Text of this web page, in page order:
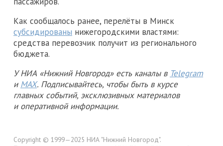
Как сообщалось ранее, перелёты в Минск
субсидированы нижегородскими властями:
средства перевозчик получит из регионального
бюджета.
У НИА «Нижний Новгород» есть каналы в Telegram
и MAX. Подписывайтесь, чтобы быть в курсе
главных событий, эксклюзивных материалов
и оперативной информации.
Copyright © 1999—2025 НИА "Нижний Новгород".